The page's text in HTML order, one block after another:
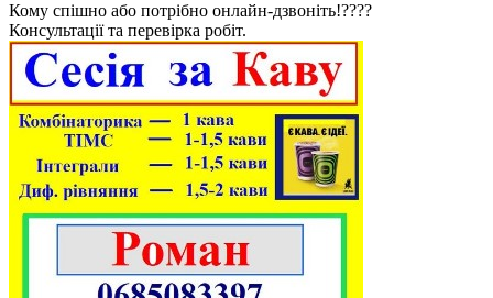
Кому спішно або потрібно онлайн-дзвоніть!????
Консультації та перевірка робіт.